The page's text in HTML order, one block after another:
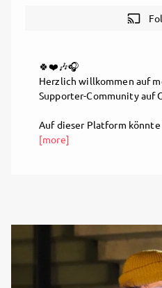
cast
🍀❤️🎶🎧
Herzlich willkommen auf
Supporter-Community auf
Auf dieser Platform könnte
[more]